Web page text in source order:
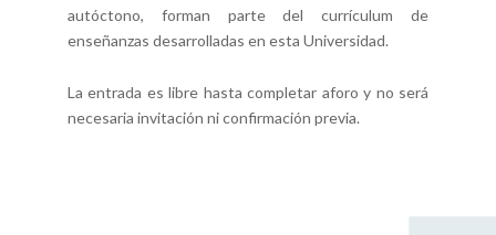
autóctono, forman parte del currículum de
enseñanzas desarrolladas en esta Universidad.
La entrada es libre hasta completar aforo y no será
necesaria invitación ni confirmación previa.